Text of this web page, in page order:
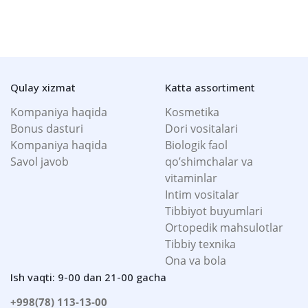
Qulay xizmat
Kompaniya haqida
Bonus dasturi
Kompaniya haqida
Savol javob
Katta assortiment
Kosmetika
Dori vositalari
Biologik faol
qo’shimchalar va
vitaminlar
Intim vositalar
Tibbiyot buyumlari
Ortopedik mahsulotlar
Tibbiy texnika
Ona va bola
Ish vaqti: 9-00 dan 21-00 gacha
+998(78) 113-13-00